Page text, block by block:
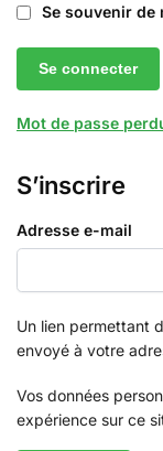
Se souvenir de
Se connecter
Mot de passe
S’inscrire
Adresse e-mail
Un lien permettant
envoyé à votre
Vos données
expérience sur ce